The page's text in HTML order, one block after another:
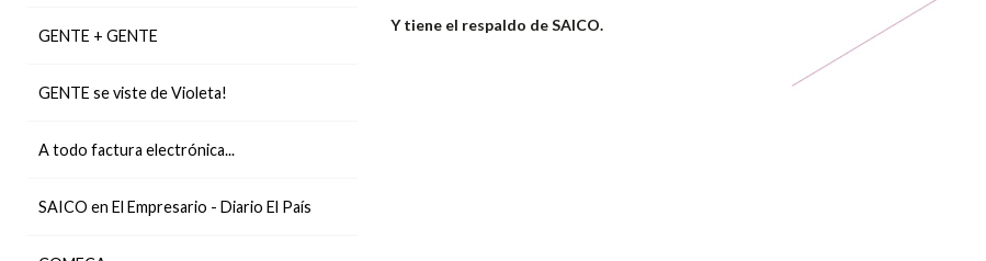
Y tiene el respaldo de SAICO.
GENTE + GENTE
GENTE se viste de Violeta!
A todo factura electrónica...
SAICO en El Empresario - Diario El País